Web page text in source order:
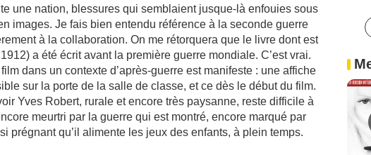
une nation, blessures qui semblaient jusque-là enfouies sous
images. Je fais bien entendu référence à la seconde guerre
à la collaboration. On me rétorquera que le livre dont est
a été écrit avant la première guerre mondiale. C’est vrai.
dans un contexte d’après-guerre est manifeste : une affiche
sur la porte de la salle de classe, et ce dès le début du film.
Yves Robert, rurale et encore très paysanne, reste difficile à
meurtri par la guerre qui est montré, encore marqué par
prégnant qu’il alimente les jeux des enfants, à plein temps.